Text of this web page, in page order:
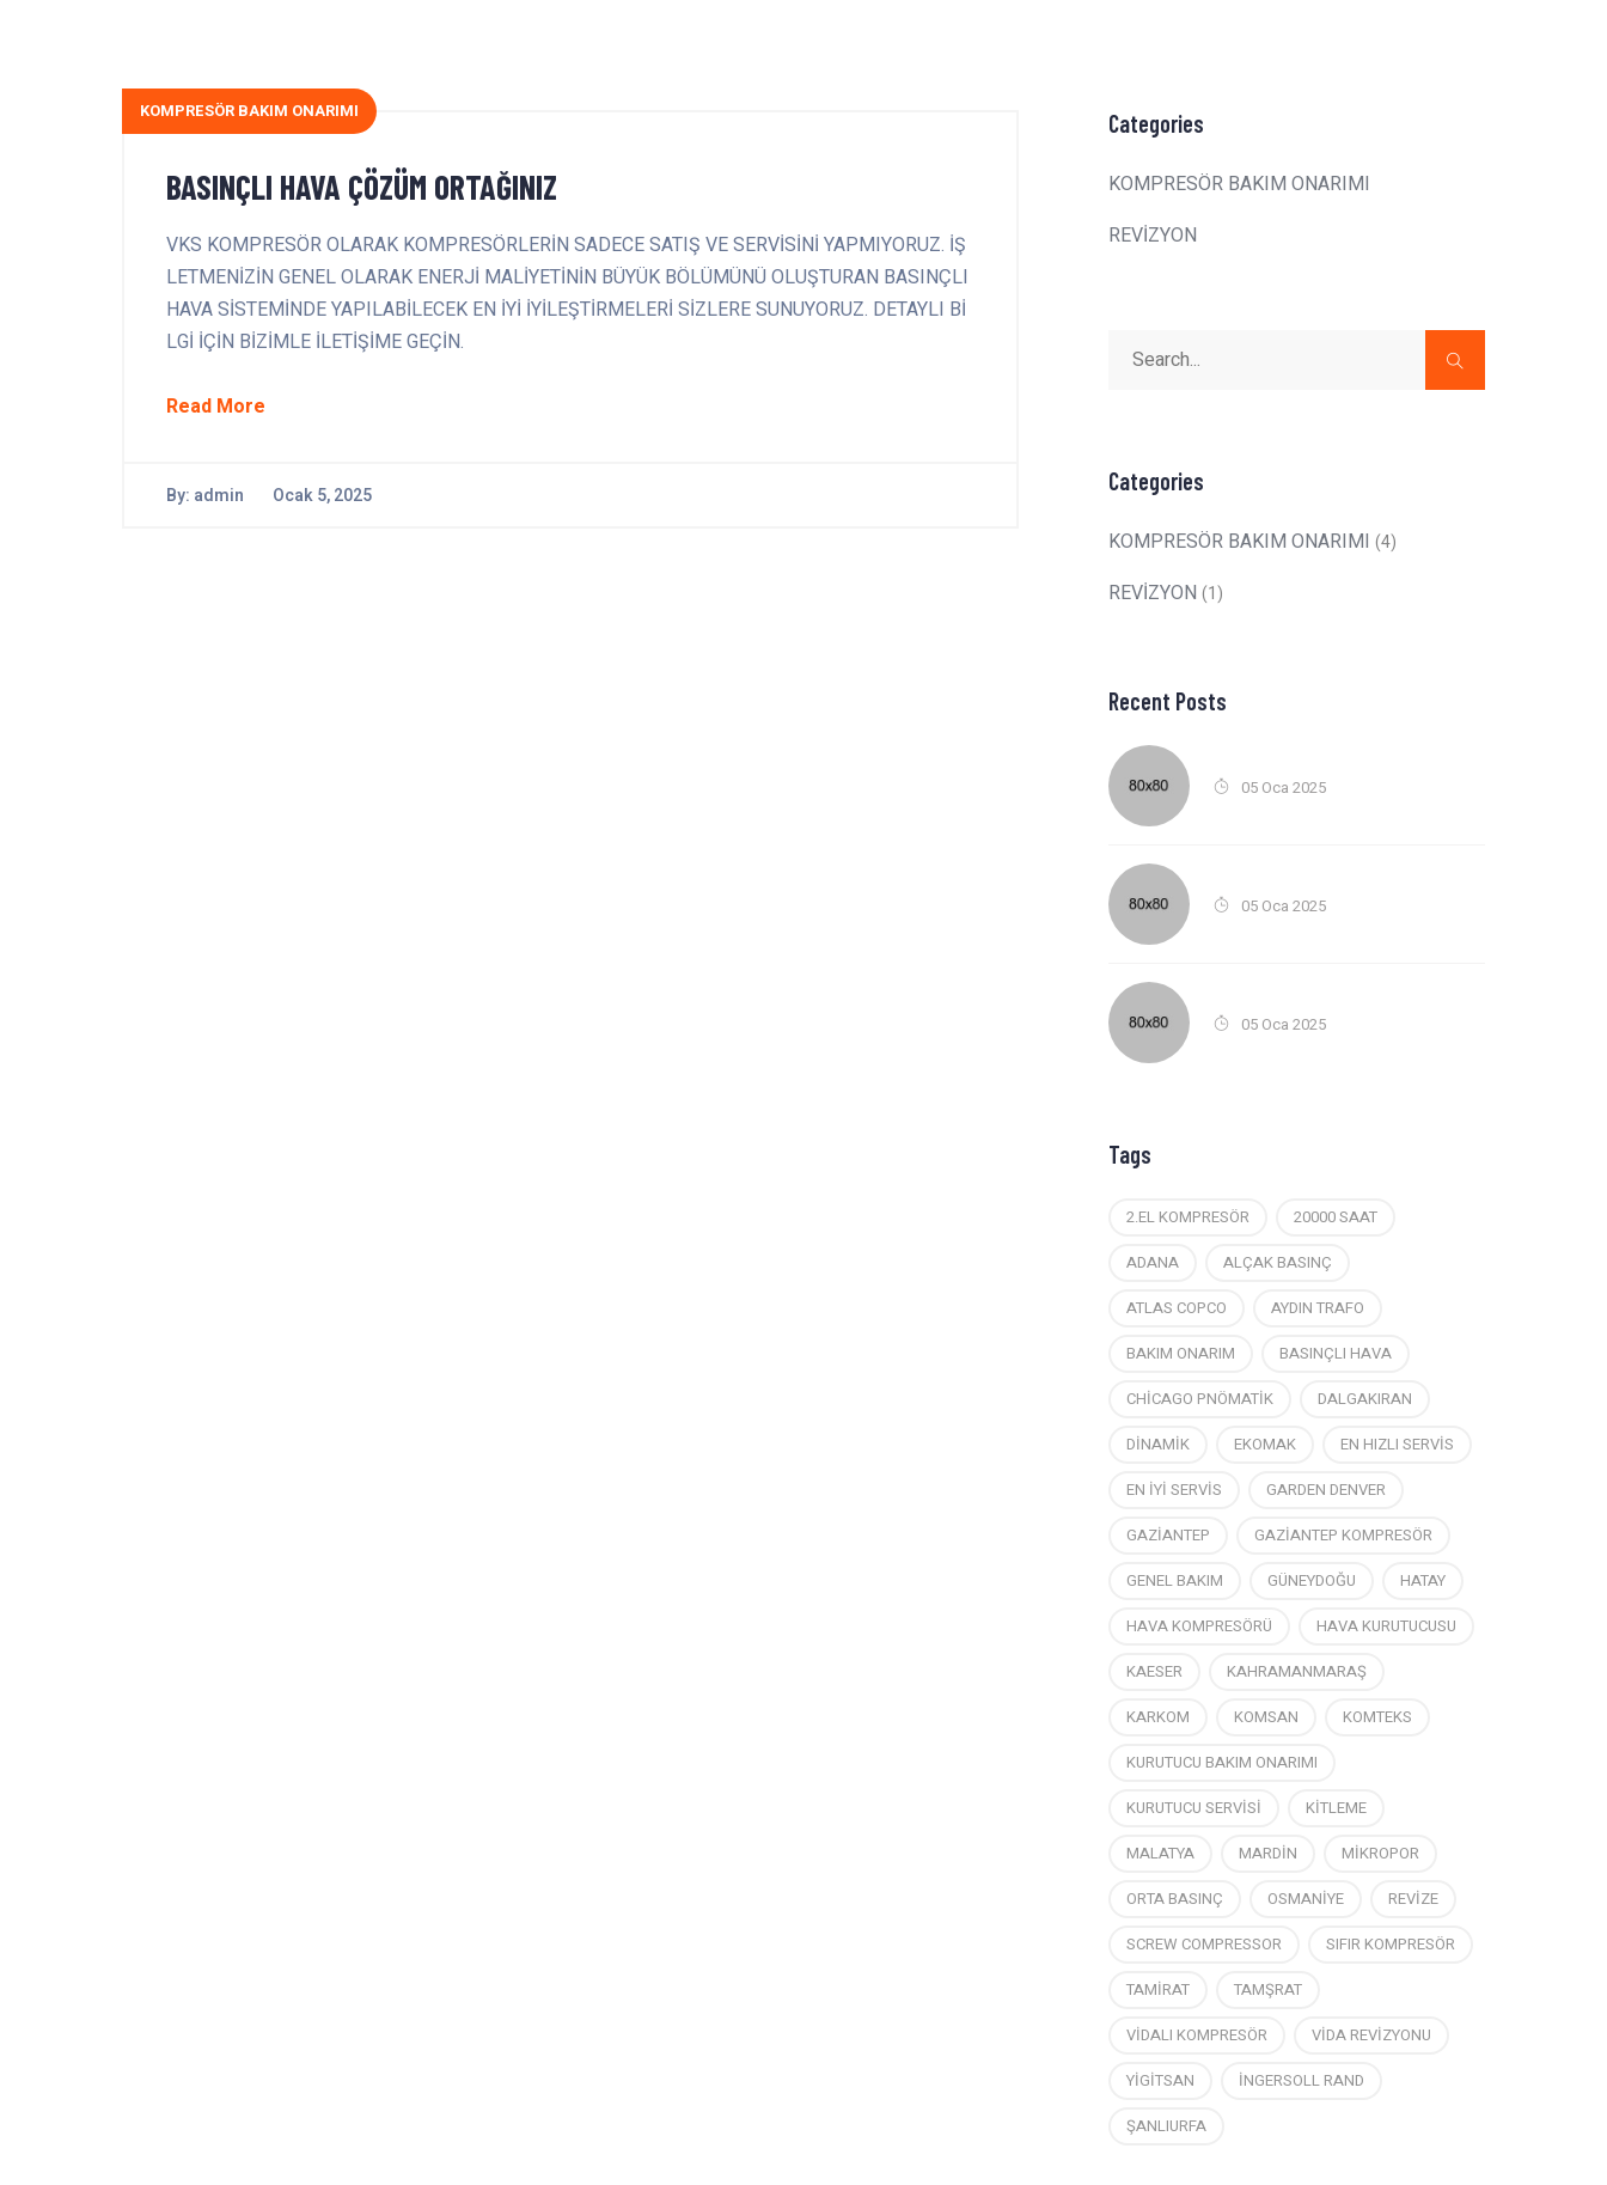
KOMPRESÖR BAKIM ONARIMI
BASINÇLI HAVA ÇÖZÜM ORTAĞINIZ
VKS KOMPRESÖR OLARAK KOMPRESÖRLERİN SADECE SATIŞ VE SERVİSİNİ YAPMIYORUZ. İŞ
LETMENİZİN GENEL OLARAK ENERJİ MALİYETİNİN BÜYÜK BÖLÜMÜNÜ OLUŞTURAN BASINÇLI
HAVA SİSTEMİNDE YAPILABİLECEK EN İYİ İYİLEŞTİRMELERİ SİZLERE SUNUYORUZ. DETAYLI Bİ
LGİ İÇİN BİZİMLE İLETİŞİME GEÇİN.
Read More
By: admin Ocak 5, 2025
Categories
KOMPRESÖR BAKIM ONARIMI
REVİZYON
Categories
KOMPRESÖR BAKIM ONARIMI (4)
REVİZYON (1)
Recent Posts
05 Oca 2025
05 Oca 2025
05 Oca 2025
Tags
2.EL KOMPRESÖR
20000 SAAT
ADANA
ALÇAK BASINÇ
ATLAS COPCO
AYDIN TRAFO
BAKIM ONARIM
BASINÇLI HAVA
CHİCAGO PNÖMATİK
DALGAKIRAN
DİNAMİK
EKOMAK
EN HIZLI SERVİS
EN İYİ SERVİS
GARDEN DENVER
GAZİANTEP
GAZİANTEP KOMPRESÖR
GENEL BAKIM
GÜNEYDOĞU
HATAY
HAVA KOMPRESÖRÜ
HAVA KURUTUCUSU
KAESER
KAHRAMANMARAŞ
KARKOM
KOMSAN
KOMTEKS
KURUTUCU BAKIM ONARIMI
KURUTUCU SERVİSİ
KİTLEME
MALATYA
MARDİN
MİKROPOR
ORTA BASINÇ
OSMANİYE
REVİZE
SCREW COMPRESSOR
SIFIR KOMPRESÖR
TAMİRAT
TAMŞRAT
VİDALI KOMPRESÖR
VİDA REVİZYONU
YİGİTSAN
İNGERSOLL RAND
ŞANLIURFA